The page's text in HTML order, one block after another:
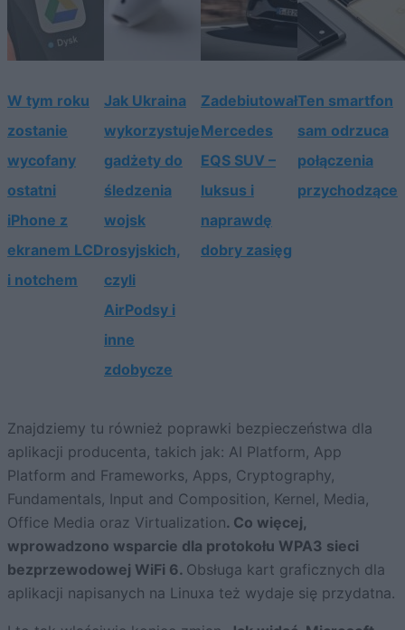
W tym roku
zostanie
wycofany
ostatni
iPhone z
ekranem LCD
i notchem
Jak Ukraina
wykorzystuje
gadżety do
śledzenia
wojsk
rosyjskich,
czyli
AirPodsy i
inne
zdobycze
Zadebiutował
Mercedes
EQS SUV –
luksus i
naprawdę
dobry zasięg
Ten smartfon
sam odrzuca
połączenia
przychodzące
Znajdziemy tu również poprawki bezpieczeństwa dla
aplikacji producenta, takich jak: AI Platform, App
Platform and Frameworks, Apps, Cryptography,
Fundamentals, Input and Composition, Kernel, Media,
Office Media oraz Virtualization. Co więcej,
wprowadzono wsparcie dla protokołu WPA3 sieci
bezprzewodowej WiFi 6. Obsługa kart graficznych dla
aplikacji napisanych na Linuxa też wydaje się przydatna.